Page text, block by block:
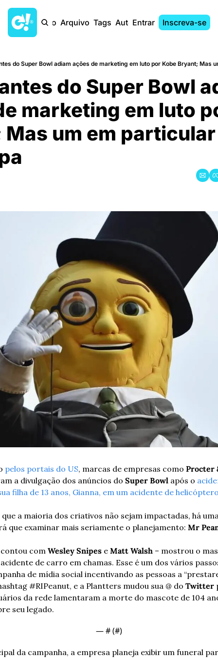
Início Arquivo Tags AutoresEntrar Inscreva-se
do Super Bowl adiam ações de marketing em luto por Kobe Bryant; Mas
do Super Bowl
marketing em luto
um em particular
pelos portais do US, marcas de empresas como Procter
a divulgação dos anúncios do Super Bowl após o
filha de 13 anos, Gianna, em um acidente de
a maioria dos criativos não sejam impactadas, há
que examinar mais seriamente o planejamento: Mr
com Wesley Snipes e Matt Walsh – mostrou o
de carro em chamas. Esse é um dos vários
de mídia social incentivando as pessoas a
#RIPeanut, e a Plantters mudou sua @ do Twitter
da rede lamentaram a morte do mascote de 104
seu legado.
— # (#)
da campanha, a empresa planeja exibir um funeral